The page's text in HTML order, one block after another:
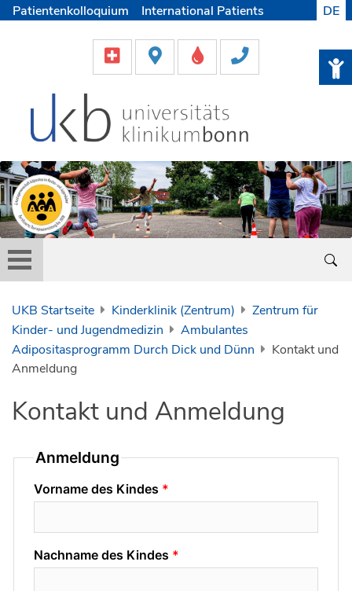
Patientenkolloquium
International Patients
Helfen & Spenden
Medien
DE
UKB Startseite Kinderklinik (Zentrum)
Zentrum für
Kinder- und Jugendmedizin
Ambulantes
Adipositasprogramm Durch Dick und Dünn
Kontakt und
Anmeldung
Kontakt und Anmeldung